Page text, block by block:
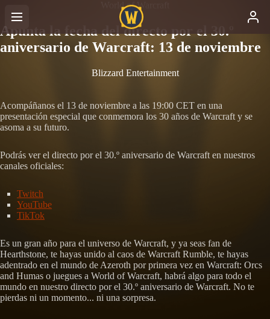
World of Warcraft
Apunta la fecha del directo por el 30.º
aniversario de Warcraft: 13 de noviembre
Blizzard Entertainment
Acompáñanos el 13 de noviembre a las 19:00 CET en una
presentación especial que conmemora los 30 años de Warcraft y se
asoma a su futuro.
Podrás ver el directo por el 30.º aniversario de Warcraft en nuestros
canales oficiales:
Twitch
YouTube
TikTok
Es un gran año para el universo de Warcraft, y ya seas fan de
Hearthstone, te hayas unido al caos de Warcraft Rumble, te hayas
adentrado en el mundo de Azeroth por primera vez en Warcraft: Orcs
and Humas o juegues a World of Warcraft, habrá algo para todo el
mundo en nuestro directo por el 30.º aniversario de Warcraft. No te
pierdas ni un momento... ni una sorpresa.